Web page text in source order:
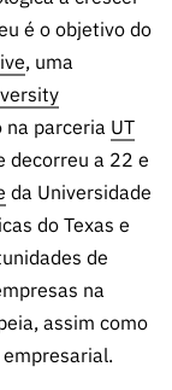
públicas
Manifesta
ções de
Interesse
FCCN,
serviços
FCT
s
Apoios
é o objetivo do
, uma
na parceria UT
decorreu a 22 e
da Universidade
do Texas e
de
na
assim como